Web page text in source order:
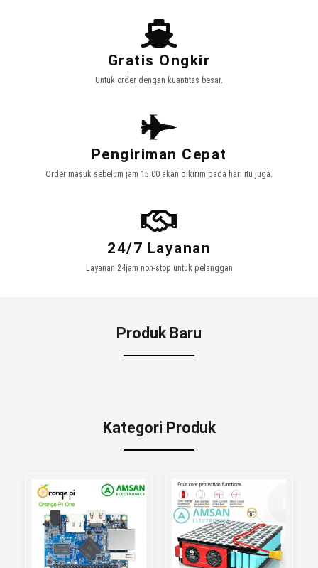
Gratis Ongkir
Untuk order dengan kuantitas besar.
Pengiriman Cepat
Order masuk sebelum jam 15:00 akan dikirim pada hari itu juga.
24/7 Layanan
Layanan 24jam non-stop untuk pelanggan
Produk Baru
Kategori Produk